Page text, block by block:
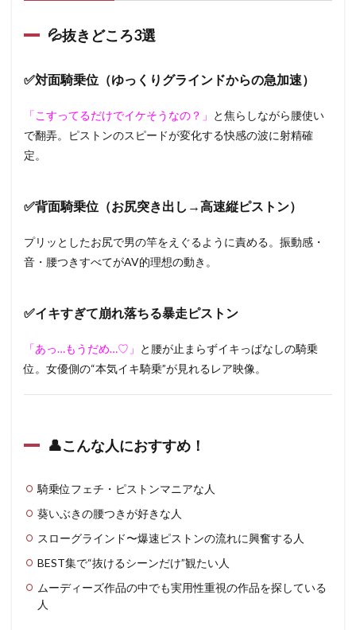
💦抜きどころ3選
✅対面騎乗位（ゆっくりグラインドからの急加速）
「こすってるだけでイケそうなの？」 と焦らしながら腰使い
で翻弄。ピストンのスピードが変化する快感の波に射精確
定。
✅背面騎乗位（お尻突き出し→高速縦ピストン）
プリッとしたお尻で男の竿をえぐるように責める。振動感・
音・腰つきすべてがAV的理想の動き。
✅イキすぎて崩れ落ちる暴走ピストン
「あっ…もうだめ…♡」 と腰が止まらずイキっぱなしの騎乗
位。女優側の“本気イキ騎乗”が見れるレア映像。
👤こんな人におすすめ！
騎乗位フェチ・ピストンマニアな人
葵いぶきの腰つきが好きな人
スローグラインド〜爆速ピストンの流れに興奮する人
BEST集で“抜けるシーンだけ”観たい人
ムーディーズ作品の中でも実用性重視の作品を探している
人